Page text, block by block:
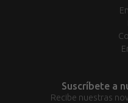
Suscríbete a
Recibe nuestras